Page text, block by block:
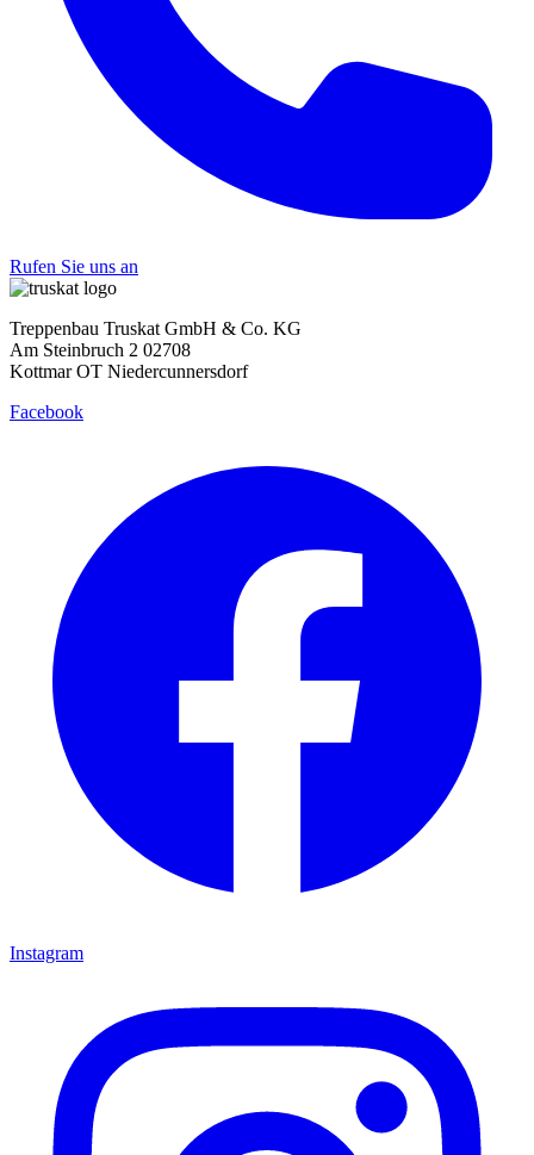
Rufen Sie uns an
Treppenbau Truskat GmbH & Co. KG
Am Steinbruch 2 02708
Kottmar OT Niedercunnersdorf
Facebook
Instagram